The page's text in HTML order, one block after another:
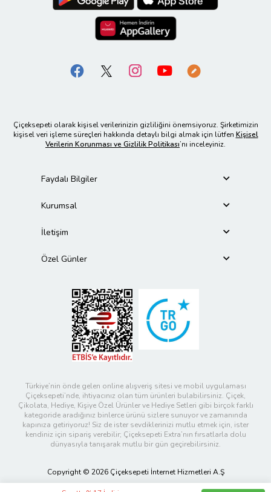
Çiçeksepeti olarak kişisel verilerinizin gizliliğini önemsiyoruz. Şirketimizin
kişisel veri işleme süreçleri hakkında detaylı bilgi almak için lütfen Kişisel
Verilerin Korunması ve Gizlilik Politikası’nı inceleyiniz.
Faydalı Bilgiler
Kurumsal
İletişim
Özel Günler
Türkiye’nin önde gelen online alışveriş sitesi ve mobil uygulaması
Çiçeksepeti’nde, ihtiyacınız olan tüm ürünleri bulabilirsiniz. Çiçek,
Çikolata, Hediye, Kişiye Özel Ürünler ve Hediye Setleri gibi birçok farklı
kategoride aradığınız binlerce ürünü sizlere sunuyor ve zamanında
kapınıza getiriyoruz! Siz de ister sevdiklerinizi mutlu etmek için, ister
kendiniz için sipariş verebilir; Çiçeksepeti Extra’nın fırsatlarla dolu
dünyasıyla tanışarak mutlu bir gün geçirebilirsiniz.
Copyright © 2026 Çiçeksepeti İnternet Hizmetleri A.Ş